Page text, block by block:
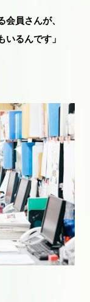
員さんが、
るんです」